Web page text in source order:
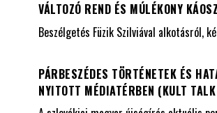
VÁLTOZÓ REND ÉS MÚLÉKONY
Beszélgetés Füzik Szilviával alkotásról,
PÁRBESZÉDES TÖRTÉNETEK ÉS
NYITOTT MÉDIATÉRBEN (KULT